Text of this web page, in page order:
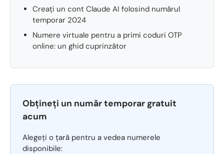
Creați un cont Claude AI folosind numărul
temporar 2024
Numere virtuale pentru a primi coduri OTP
online: un ghid cuprinzător
Obțineți un număr temporar gratuit
acum
Alegeți o țară pentru a vedea numerele
disponibile: